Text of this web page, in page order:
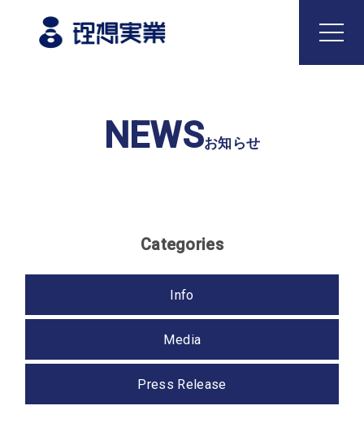
トップ
Business
事業内容
どうとんぼり神座 国内飲食事業
Company
NEWSお知らせ
Categories
Info
Media
Press Release